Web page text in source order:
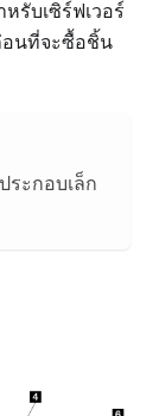
รับเซิร์ฟเวอร์
อนที่จะซื้อชิ้น
ระกอบเล็ก